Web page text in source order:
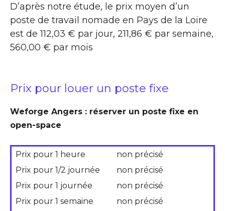
D’après notre étude, le prix moyen d’un
poste de travail nomade en Pays de la Loire
est de 112,03 € par jour, 211,86 € par semaine,
560,00 € par mois
Prix pour louer un poste fixe
Weforge Angers : réserver un poste fixe en
open-space
Prix pour 1 heure
non précisé
Prix pour 1/2 journée
non précisé
Prix pour 1 journée
non précisé
Prix pour 1 semaine
non précisé